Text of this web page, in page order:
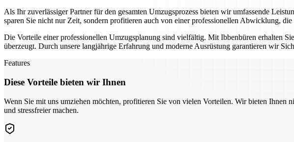
Als Ihr zuverlässiger Partner für den gesamten Umzugsprozess bieten wir umfassende
sparen Sie nicht nur Zeit, sondern profitieren auch von einer professionellen Abwicklung,
Die Vorteile einer professionellen Umzugsplanung sind vielfältig. Mit Ibbenbüren erhalten
überzeugt. Durch unsere langjährige Erfahrung und moderne Ausrüstung garantieren wir
Features
Diese Vorteile bieten wir Ihnen
Wenn Sie mit uns umziehen möchten, profitieren Sie von vielen Vorteilen. Wir bieten
und stressfreier machen.